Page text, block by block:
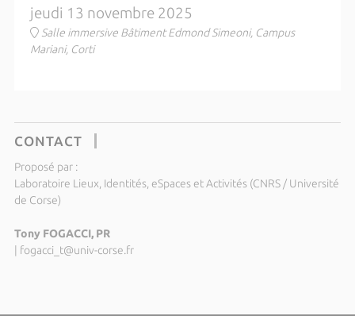
jeudi 13 novembre 2025
Salle immersive Bâtiment Edmond Simeoni, Campus
Mariani, Corti
CONTACT
Proposé par :
Laboratoire Lieux, Identités, eSpaces et Activités (CNRS / Université
de Corse)
Tony FOGACCI, PR
fogacci_t@univ-corse.fr